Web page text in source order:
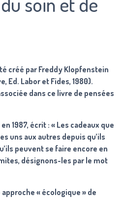
créé par Freddy Klopfenstein
Ed. Labor et Fides, 1980).
dans ce livre de pensées
1987, écrit : « Les cadeaux que
uns aux autres depuis qu’ils
peuvent se faire encore en
désignons-les par le mot
« écologique » de